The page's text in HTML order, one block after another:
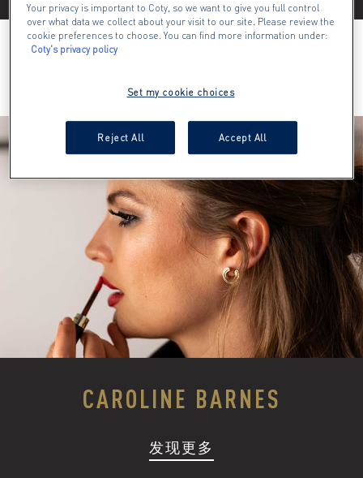
CAROLINE BARNES
发现更多
Your privacy is important to Coty, so we want to give you full control
over what data we collect about your visit to our site. Please review the
cookie preferences to choose. You can find more information under:
Coty's privacy policy
Set my cookie choices
Reject All Accept All